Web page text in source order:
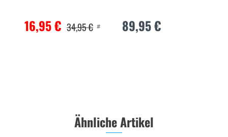
16,95 € 34,95 € # 89,95 €
Ähnliche Artikel